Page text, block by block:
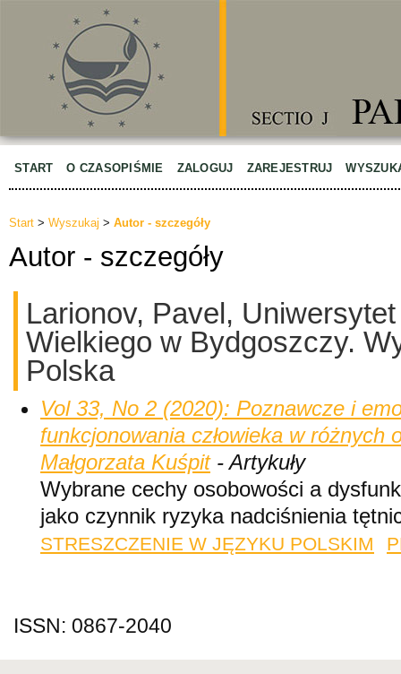
START O CZASOPIŚMIE ZALOGUJ ZAREJESTRUJ
Start > Wyszukaj > Autor - szczegóły
Autor - szczegóły
Larionov, Pavel,
Wielkiego w Bydgoszczy.
Polska
Vol 33, No 2 (2020): Poznawcze i
funkcjonowania człowieka w różnych
Małgorzata Kuśpit- Artykuły
Wybrane cechy osobowości a
jako czynnik ryzyka nadciśnienia
STRESZCZENIE W JĘZYKU POLSKIM
ISSN: 0867-2040